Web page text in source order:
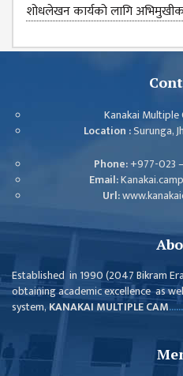
शोधलेखन कार्यको लागि
Kanakai Multiple
Location :Surunga,
Phone:+977-023
Email:
Url:
Established in 1990 (2047 Bikram
obtaining academic excellence as
system, KANAKAI MULTIPLE CAM......